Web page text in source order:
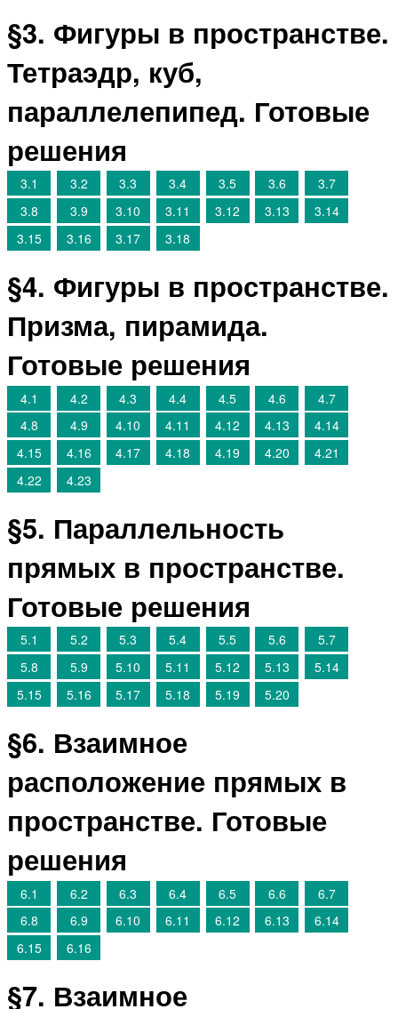
§3. Фигуры в пространстве.
Тетраэдр, куб,
параллелепипед. Готовые
решения
3.1 3.2 3.3 3.4 3.5 3.6
3.7
3.8
3.9 3.10 3.11 3.12 3.13
3.14
3.15
3.16 3.17 3.18
§4. Фигуры в пространстве.
Призма, пирамида.
Готовые решения
4.1 4.2 4.3 4.4 4.5 4.6
4.7
4.8
4.9 4.10 4.11 4.12 4.13
4.14
4.15
4.16 4.17 4.18 4.19 4.20
4.21
4.22
4.23
§5. Параллельность
прямых в пространстве.
Готовые решения
5.1 5.2 5.3 5.4 5.5 5.6
5.7
5.8
5.9 5.10 5.11 5.12 5.13
5.14
5.15
5.16 5.17 5.18 5.19 5.20
§6. Взаимное
расположение прямых в
пространстве. Готовые
решения
6.1 6.2 6.3 6.4 6.5 6.6
6.7
6.8
6.9 6.10 6.11 6.12 6.13
6.14
6.15
6.16
§7. Взаимное